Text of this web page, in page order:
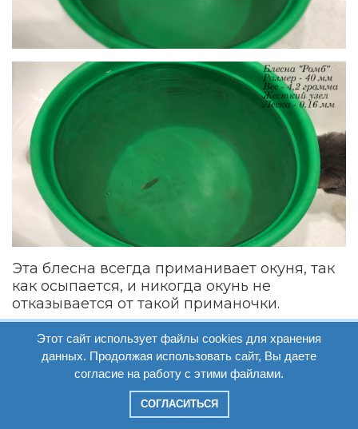
Эта блесна всегда приманивает окуня, так
как осыпается, и никогда окунь не
отказывается от такой приманочки.
Всего доброго, пока.
Этот сайт использует файлы cookies для хранения
данных. Продолжая использовать сайт, Вы даете
согласие на работу с этими файлами.
СОГЛАСИТЬСЯ